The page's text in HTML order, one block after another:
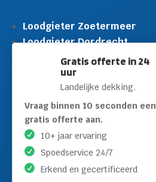
Gratis offerte in 24
uur
Landelijke dekking.
Vraag binnen 10 seconden een
gratis offerte aan.
10+ jaar ervaring
Spoedservice 24/7
Erkend en gecertificeerd
Loodgieter Zoetermeer
Loodgieter Dordrecht
Loodgieter Rijswijk
Loodgieter Schiedam
Loodgieter Leidschendam
Loodgieter Hilversum